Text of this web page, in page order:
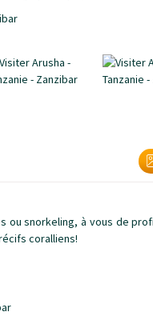
ou snorkeling, à vous de
coralliens!